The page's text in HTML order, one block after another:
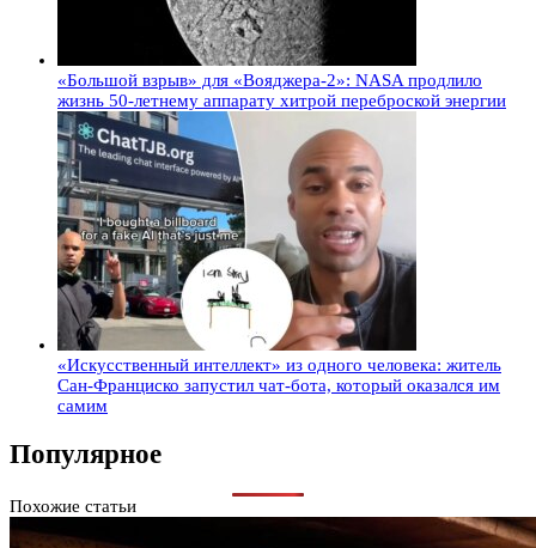
«Большой взрыв» для «Вояджера-2»: NASA продлило
жизнь 50-летнему аппарату хитрой переброской энергии
«Искусственный интеллект» из одного человека: житель
Сан-Франциско запустил чат-бота, который оказался им
самим
Популярное
Похожие статьи